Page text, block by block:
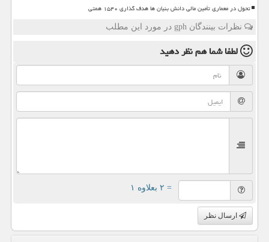
تحول در معماری تأمین مالی دانش بنیان ها هدف گذاری ۱۵۴۰ همتی
نظرات بینندگان gph در مورد این مطلب
لطفا شما همنظر دهید
= ۲ بعلاوه ۱
ارسال نظر